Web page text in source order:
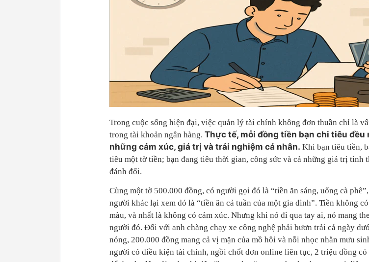
Trong cuộc sống hiện đại, việc quản lý tài chính không đơn thuần chỉ là
trong tài khoản ngân hàng. Thực tế, mỗi đồng tiền bạn chi tiêu đều
những cảm xúc, giá trị và trải nghiệm cá nhân. Khi bạn tiêu tiền,
tiêu một tờ tiền; bạn đang tiêu thời gian, công sức và cả những giá trị tinh
đánh đổi.
Cùng một tờ 500.000 đồng, có người gọi đó là “tiền ăn sáng, uống cà
người khác lại xem đó là “tiền ăn cả tuần của một gia đình”. Tiền không
màu, và nhất là không có cảm xúc. Nhưng khi nó đi qua tay ai, nó mang
người đó. Đối với anh chàng chạy xe công nghệ phải bươn trải cả ngày
nóng, 200.000 đồng mang cả vị mặn của mồ hôi và nỗi nhọc nhằn mưu
người có điều kiện tài chính, ngồi chốt đơn online liên tục, 2 triệu đồng có